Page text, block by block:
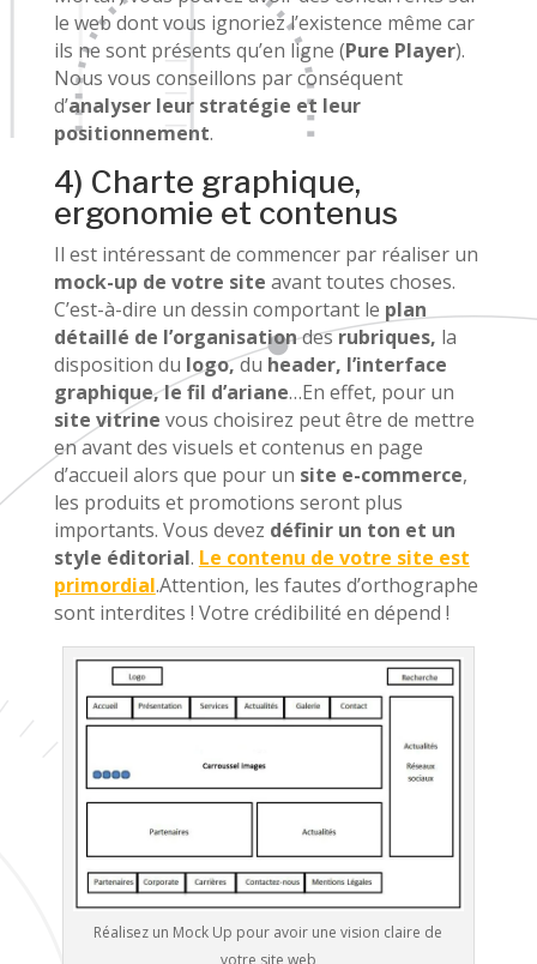
le web dont vous ignoriez l’existence même car
ils ne sont présents qu’en ligne (Pure Player).
Nous vous conseillons par conséquent
d’analyser leur stratégie et leur
positionnement.
4) Charte graphique,
ergonomie et contenus
Il est intéressant de commencer par réaliser un
mock-up de votre site avant toutes choses.
C’est-à-dire un dessin comportant le plan
détaillé de l’organisationdesrubriques, la
disposition du logo,du header, l’interface
graphique, le fil d’ariane…En effet, pour un
site vitrine vous choisirez peut être de mettre
en avant des visuels et contenus en page
d’accueil alors que pour un site e-commerce,
les produits et promotions seront plus
importants. Vous devez définir un ton et un
style éditorial. Le contenu de votre site est
primordial.Attention, les fautes d’orthographe
sont interdites ! Votre crédibilité en dépend !
Réalisez un Mock Up pour avoir une vision claire de
votre site web